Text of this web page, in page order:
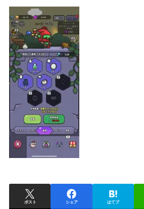
ポスト シェア はてブ